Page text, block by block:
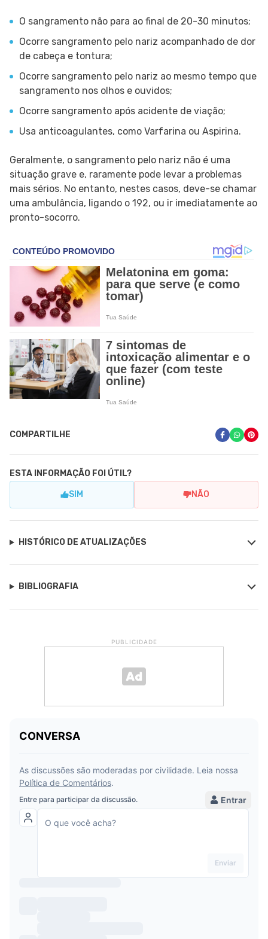
O sangramento não para ao final de 20-30 minutos;
Ocorre sangramento pelo nariz acompanhado de dor
de cabeça e tontura;
Ocorre sangramento pelo nariz ao mesmo tempo que
sangramento nos olhos e ouvidos;
Ocorre sangramento após acidente de viação;
Usa anticoagulantes, como Varfarina ou Aspirina.
Geralmente, o sangramento pelo nariz não é uma
situação grave e, raramente pode levar a problemas
mais sérios. No entanto, nestes casos, deve-se chamar
uma ambulância, ligando o 192, ou ir imediatamente ao
pronto-socorro.
COMPARTILHE
ESTA INFORMAÇÃO FOI ÚTIL?
SIM NÃO
HISTÓRICO DE ATUALIZAÇÕES
BIBLIOGRAFIA
PUBLICIDADE